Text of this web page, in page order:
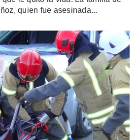
quien fue asesinada...